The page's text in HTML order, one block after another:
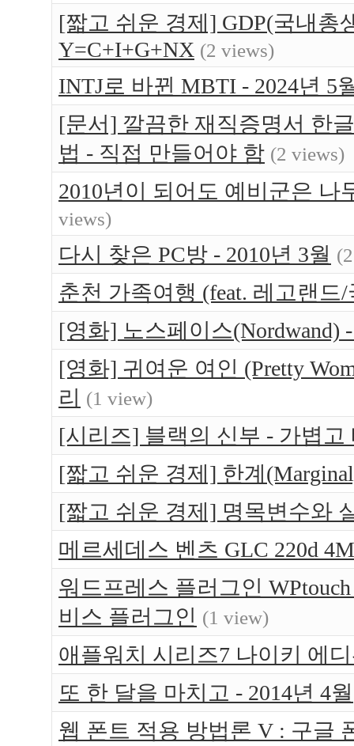
[짧고 쉬운 경제] GDP(국내총
Y=C+I+G+NX (2 views)
INTJ로 바뀐 MBTI - 2024년 5
[문서] 깔끔한 재직증명서 한
법 - 직접 만들어야 함 (2 views)
2010년이 되어도 예비군은 나
views)
다시 찾은 PC방 - 2010년 3월
춘천 가족여행 (feat. 레고랜드
[영화] 노스페이스(Nordwand)
[영화] 귀여운 여인 (Pretty
리
(1 view)
[시리즈] 블랙의 신부 - 가볍
[짧고 쉬운 경제] 한계
[짧고 쉬운 경제] 명목변수와
메르세데스 벤츠 GLC 220d
워드프레스 플러그인
비스 플러그인 (1 view)
애플워치 시리즈7 나이키 에
또 한 달을 마치고 - 2014년 4월
웹 폰트 적용 방법론 V : 구글